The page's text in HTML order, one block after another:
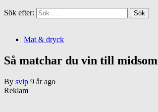
Sök efter:
Mat & dryck
Så matchar du vin till
By svip 9 år ago
Reklam